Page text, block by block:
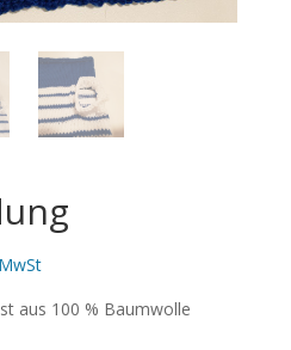
aus 100 % Baumwolle